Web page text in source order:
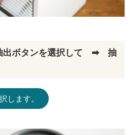
出ボタンを選択して ➡ 抽
します。